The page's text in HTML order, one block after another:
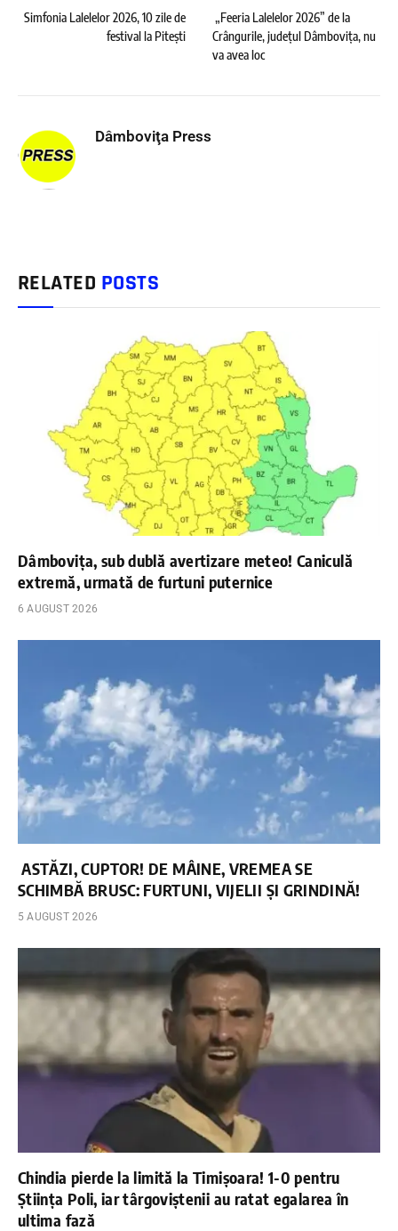
Simfonia Lalelelor 2026, 10 zile de
festival la Pitești
„Feeria Lalelelor 2026” de la
Crângurile, județul Dâmbovița, nu
va avea loc
Dâmboviţa Press
RELATED POSTS
Dâmbovița, sub dublă avertizare meteo! Caniculă
extremă, urmată de furtuni puternice
6 AUGUST 2026
ASTĂZI, CUPTOR! DE MÂINE, VREMEA SE
SCHIMBĂ BRUSC: FURTUNI, VIJELII ȘI GRINDINĂ!
5 AUGUST 2026
Chindia pierde la limită la Timișoara! 1-0 pentru
Știința Poli, iar târgoviștenii au ratat egalarea în
ultima fază